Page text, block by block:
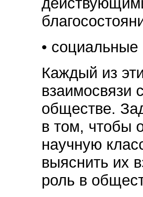
•
Каждый из
взаимосвязи
обществе.
в том, чтобы
научную
выяснить их
роль в